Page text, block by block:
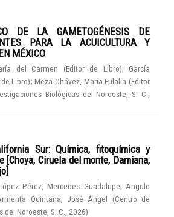
DE LA GAMETOGÉNESIS DE
PARA LA ACUICULTURA Y
MÉXICO
del Carmen (Editor de Libro); García
Libro);Meza Chávez, María Eulalia (Editor
Biológicas del Noroeste, S. C.
Sur: Química, fitoquímica y
Ciruela del monte, Damiana,
Pérez, Mercedes Guadalupe; Angulo
Quintana, José Ángel (Centro de
Noroeste, S. C.
2026)